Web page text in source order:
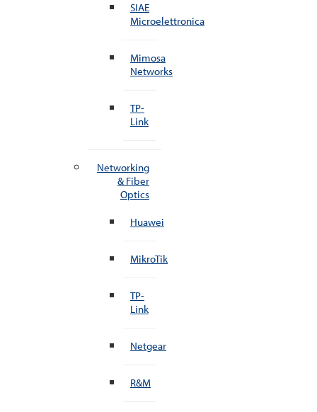
SIAE
Microelettronica
Mimosa
Networks
TP-
Link
Networking
& Fiber
Optics
Huawei
MikroTik
TP-
Link
Netgear
R&M